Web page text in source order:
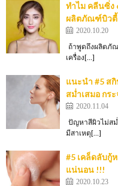
ทำไม คลีนซิ่ง
ผลิตภัณฑ์บิวตี้
2020.10.20
ถ้าพูดถึงผลิตภั
เครื่อง[…]
แนะนำ #5 ส
สม่ำเสมอ กร
2020.11.04
ปัญหาสีผิวไม่ส
มีสาเหตุ[…]
#5 เคล็ดลับกู้
แน่นอน !!!
2020.10.23